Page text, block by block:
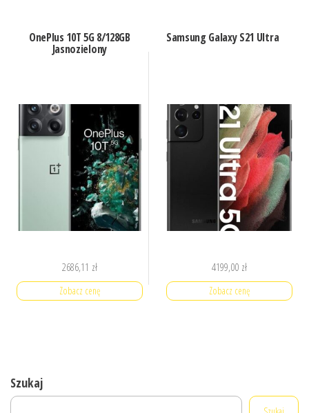
OnePlus 10T 5G 8/128GB
Jasnozielony
2686,11 zł
Zobacz cenę
Samsung Galaxy S21 Ultra
4199,00 zł
Zobacz cenę
Szukaj